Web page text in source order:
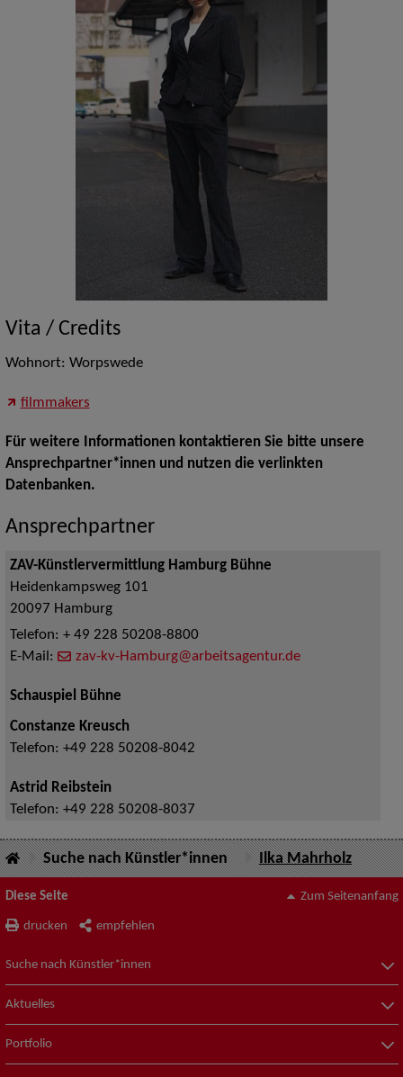
Vita / Credits
Wohnort: Worpswede
filmmakers
Für weitere Informationen kontaktieren Sie bitte unsere
Ansprechpartner*innen und nutzen die verlinkten
Datenbanken.
Ansprechpartner
ZAV-Künstlervermittlung Hamburg Bühne
Heidenkampsweg 101
20097 Hamburg
Telefon: + 49 228 50208-8800
E-Mail:
zav-kv-Hamburg@arbeitsagentur.de
Schauspiel Bühne
Constanze Kreusch
Telefon: +49 228 50208-8042
Astrid Reibstein
Telefon: +49 228 50208-8037
Suche nach Künstler*innen Ilka Mahrholz
Diese Seite
drucken empfehlen
Zum Seitenanfang
Suche nach Künstler*innen
Aktuelles
Portfolio